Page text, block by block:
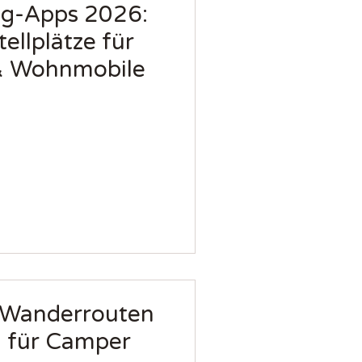
Apps 2026:
für
Wohnmobile
für Camper